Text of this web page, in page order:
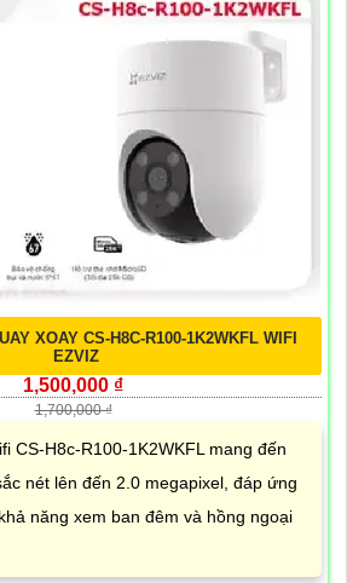
XOAY CS-H8C-R100-1K2WKFL WIFI
EZVIZ
1,500,000 ₫
1,700,000 ₫
CS-H8c-R100-1K2WKFL mang đến
nét lên đến 2.0 megapixel, đáp ứng
năng xem ban đêm và hồng ngoại